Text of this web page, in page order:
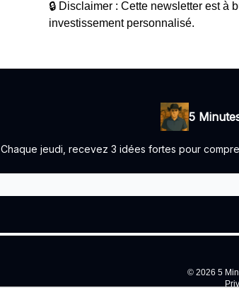
🔒 Disclaimer : Cette newsletter est à
investissement personnalisé.
5
Chaque jeudi, recevez 3 idées fortes pour
© 2026 5